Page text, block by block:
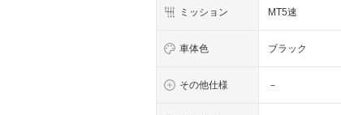
ミッション MT5速
車体色 ブラック
その他仕様 －